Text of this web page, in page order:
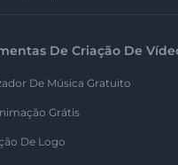
De Criação De
De Música Gratuito
Grátis
De Logo